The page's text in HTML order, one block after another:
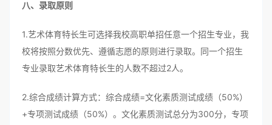
八、录取原则
1.艺术体育特长生可选择我校高职单招任意一个招生专业，我
校将按照分数优先、遵循志愿的原则进行录取。同一个招生
专业录取艺术体育特长生的人数不超过2人。
2.综合成绩计算方式：综合成绩=文化素质测试成绩（50%）
+专项测试成绩（50%）。文化素质测试总分为300分，专项